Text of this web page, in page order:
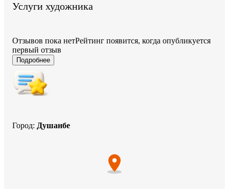
Услуги художника
Отзывов пока нетРейтинг появится, когда опубликуется
первый отзыв
Подробнее
Город: Душанбе